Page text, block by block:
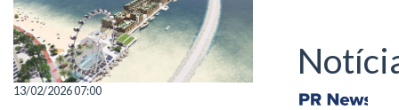
13/02/2026 07:00